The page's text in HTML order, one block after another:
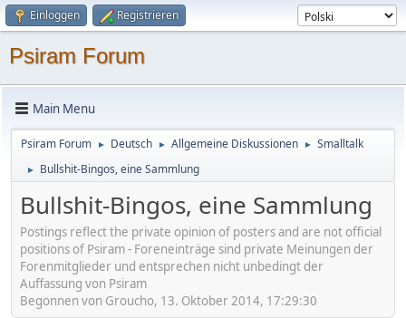
Einloggen Registrieren
Psiram Forum
Main Menu
Psiram Forum ► Deutsch ► Allgemeine Diskussionen ► Smalltalk
► Bullshit-Bingos, eine Sammlung
Bullshit-Bingos, eine Sammlung
Postings reflect the private opinion of posters and are not official
positions of Psiram - Foreneinträge sind private Meinungen der
Forenmitglieder und entsprechen nicht unbedingt der
Auffassung von Psiram
Begonnen von Groucho, 13. Oktober 2014, 17:29:30